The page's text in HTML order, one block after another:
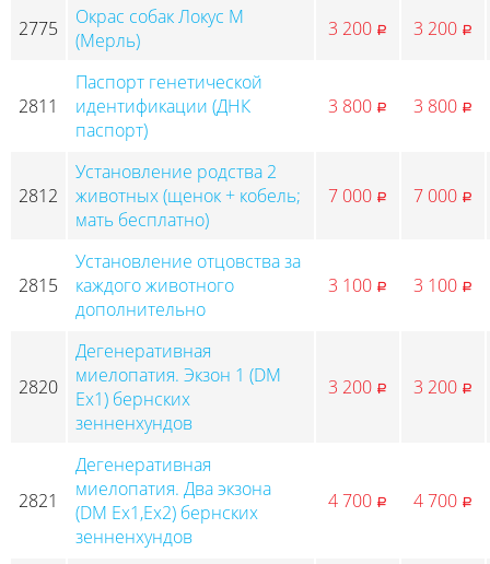
2775
Окрас собак Локус М
(Мерль)
3 200 p 3 200 p
2811
Паспорт генетической
идентификации (ДНК
паспорт)
3 800 p 3 800 p
2812
Установление родства 2
животных (щенок + кобель;
мать бесплатно)
7 000 p 7 000 p
2815
Установление отцовства за
каждого животного
дополнительно
3 100 p 3 100 p
2820
Дегенеративная
миелопатия. Экзон 1 (DM
Ex1) бернских
зенненхундов
3 200 p 3 200 p
2821
Дегенеративная
миелопатия. Два экзона
(DM Ex1,Ex2) бернских
зенненхундов
4 700 p 4 700 p